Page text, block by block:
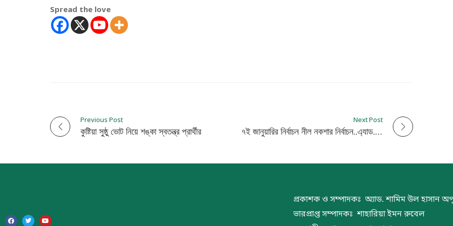
Spread the love
P
n
Previous Post
কুষ্টিয়া সুষ্ঠু ভোট নিয়ে শঙ্কা স্বতন্ত্র প্রার্থীর
Next Post
৭ই জানুয়ারির নির্বাচন নীল নকশার নির্বাচন..এ্যাড. অপু
প্রকাশক ও সম্পাদকঃ অ্যাড. শামিম উল হাসান
ভারপ্রাপ্ত সম্পাদকঃ শাহারিয়া ইমন রুবেল